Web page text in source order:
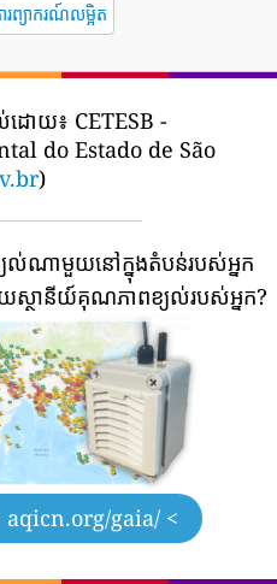
រព្យាករណ៍លម្អិត
ដោយ៖ CETESB -
do Estado de São
)
ល់ណាមួយនៅក្នុងតំបន់របស់អ្នក
ស្ថានីយ៍គុណភាពខ្យល់របស់អ្នក?
aqicn.org/gaia/ <